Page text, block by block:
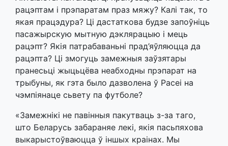
рацэптам і прэпаратам праз мяжу? Калі так, то
якая працэдура? Ці дастаткова будзе запоўніць
пасажырскую мытную дэклярацыю і мець
рацэпт? Якія патрабаваньні прад’яўляюцца да
рацэпта? Ці змогуць замежныя заўзятары
пранесьці жыцьцёва неабходны прэпарат на
трыбуны, як гэта было дазволена ў Расеі на
чэмпіянаце сьвету па футболе?
«Замежнікі не павінныя пакутваць з-за таго,
што Беларусь забараняе лекі, якія пасьпяхова
выкарыстоўваюцца ў іншых краінах. Мы